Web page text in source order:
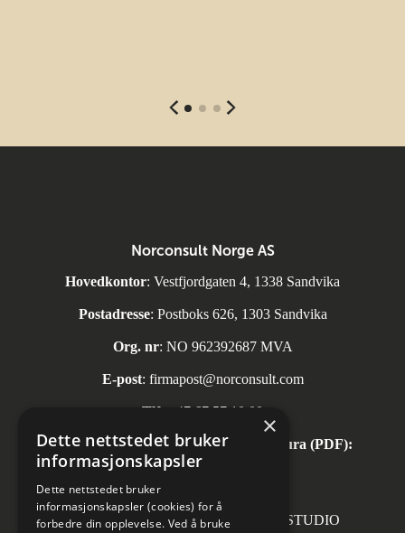
Norconsult Norge AS
Hovedkontor: Vestfjordgaten 4, 1338 Sandvika
Postadresse: Postboks 626, 1303 Sandvika
Org. nr: NO 962392687 MVA
E-post: firmapost@norconsult.com
Tlf: +47 67 57 10 00
Automatisk mottak av inngående faktura (PDF):
invoice.no@norconsult.com
Forsidefoto: RASMUS HJORTSHOJ STUDIO
×
Dette nettstedet bruker
informasjonskapsler
Dette nettstedet bruker
informasjonskapsler (cookies) for å
forbedre din opplevelse. Ved å bruke